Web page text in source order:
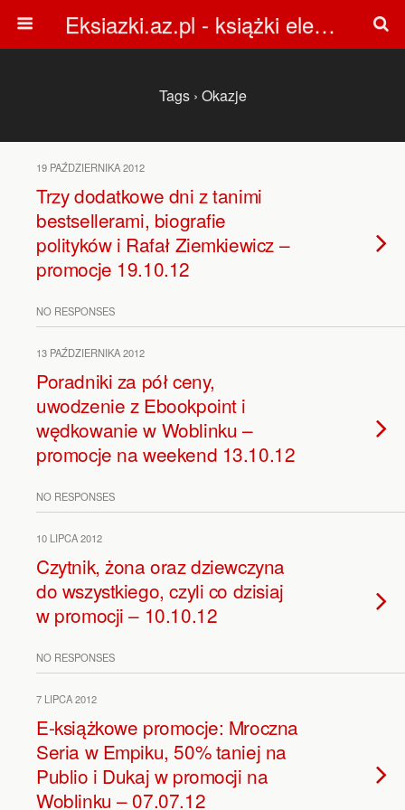
Eksiazki.az.pl - książki elektroniczne, darmowe ebooki, audiobooki
Tags › Okazje
19 PAŹDZIERNIKA 2012
Trzy dodatkowe dni z tanimi
bestsellerami, biografie
polityków i Rafał Ziemkiewicz –
promocje 19.10.12
NO RESPONSES
13 PAŹDZIERNIKA 2012
Poradniki za pół ceny,
uwodzenie z Ebookpoint i
wędkowanie w Woblinku –
promocje na weekend 13.10.12
NO RESPONSES
10 LIPCA 2012
Czytnik, żona oraz dziewczyna
do wszystkiego, czyli co dzisiaj
w promocji – 10.10.12
NO RESPONSES
7 LIPCA 2012
E-książkowe promocje: Mroczna
Seria w Empiku, 50% taniej na
Publio i Dukaj w promocji na
Woblinku – 07.07.12